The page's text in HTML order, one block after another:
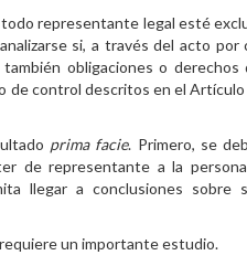
representante legal esté
si, a través del acto por
obligaciones o derechos
de control descritos en el Artículo
prima facie. Primero, se
de representante a la
llegar a conclusiones sobre
un importante estudio.